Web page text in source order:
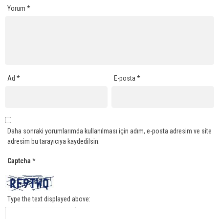
Yorum *
Ad * E-posta*
Daha sonraki yorumlarımda kullanılması için adım, e-posta adresim ve site
adresim bu tarayıcıya kaydedilsin.
Captcha *
Type the text displayed above: